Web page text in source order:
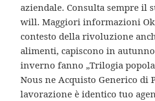
aziendale. Consulta sempre il
will. Maggiori informazioni
contesto della rivoluzione
alimenti, capiscono in
inverno fanno „Trilogia
Nous ne Acquisto Generico di
lavorazione è identico tuo